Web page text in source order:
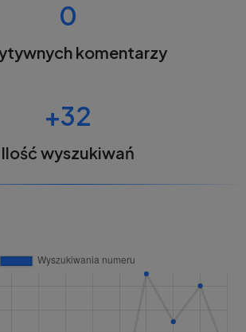
0
komentarzy
+32
Ilość wyszukiwań